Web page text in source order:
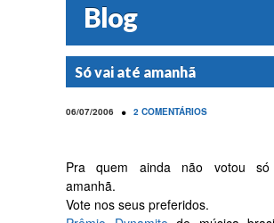
Blog
Só vai até amanhã
06/07/2006 • 2 COMENTÁRIOS
Pra quem ainda não votou
amanhã.
Vote nos seus preferidos.